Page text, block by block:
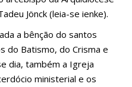
Jönck (leia-se ienke).
a bênção do santos
do Batismo, do Crisma e
dia, também a Igreja
ministerial e os